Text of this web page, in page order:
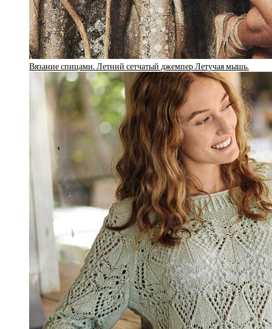
Вязание спицами. Летний сетчатый джемпер Летучая мышь.